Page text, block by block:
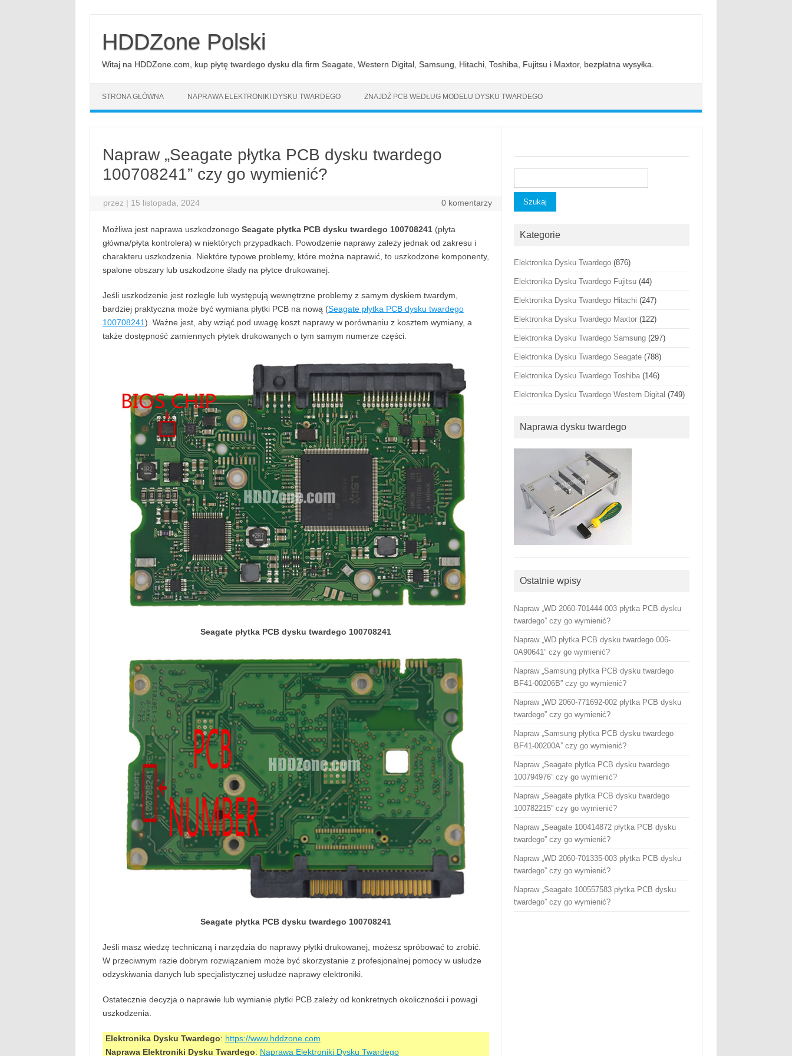
treściHDDZone Polski
Witaj na HDDZone.com, kup płytę twardego dysku dla firm Seagate, Western Digital, Samsung, Hitachi, Toshiba, Fujitsu i Maxtor, bezpłatna wysyłka.
STRONA GŁÓWNA NAPRAWA ELEKTRONIKI DYSKU TWARDEGO ZNAJDŹ PCB WEDŁUG MODELU DYSKU TWARDEGO
Napraw „Seagate płytka PCB dysku twardego
100708241” czy go wymienić?
przez | 15 listopada, 2024 0 komentarzy
Możliwa jest naprawa uszkodzonego Seagate płytka PCB dysku twardego 100708241(płyta
główna/płyta kontrolera) w niektórych przypadkach. Powodzenie naprawy zależy jednak od zakresu i
charakteru uszkodzenia. Niektóre typowe problemy, które można naprawić, to uszkodzone komponenty,
spalone obszary lub uszkodzone ślady na płytce drukowanej.
Jeśli uszkodzenie jest rozległe lub występują wewnętrzne problemy z samym dyskiem twardym,
bardziej praktyczna może być wymiana płytki PCB na nową (Seagate płytka PCB dysku twardego
100708241). Ważne jest, aby wziąć pod uwagę koszt naprawy w porównaniu z kosztem wymiany, a
także dostępność zamiennych płytek drukowanych o tym samym numerze części.
Seagate płytka PCB dysku twardego 100708241
Seagate płytka PCB dysku twardego 100708241
Jeśli masz wiedzę techniczną i narzędzia do naprawy płytki drukowanej, możesz spróbować to zrobić.
W przeciwnym razie dobrym rozwiązaniem może być skorzystanie z profesjonalnej pomocy w usłudze
odzyskiwania danych lub specjalistycznej usłudze naprawy elektroniki.
Ostatecznie decyzja o naprawie lub wymianie płytki PCB zależy od konkretnych okoliczności i powagi
uszkodzenia.
Elektronika Dysku Twardego: https://www.hddzone.com
Naprawa Elektroniki Dysku Twardego: Naprawa Elektroniki Dysku Twardego
Kategorie
Elektronika Dysku Twardego (876)
Elektronika Dysku Twardego Fujitsu (44)
Elektronika Dysku Twardego Hitachi (247)
Elektronika Dysku Twardego Maxtor (122)
Elektronika Dysku Twardego Samsung (297)
Elektronika Dysku Twardego Seagate (788)
Elektronika Dysku Twardego Toshiba (146)
Elektronika Dysku Twardego Western Digital (749)
Naprawa dysku twardego
Ostatnie wpisy
Napraw „WD 2060-701444-003 płytka PCB dysku
twardego” czy go wymienić?
Napraw „WD płytka PCB dysku twardego 006-
0A90641” czy go wymienić?
Napraw „Samsung płytka PCB dysku twardego
BF41-00206B” czy go wymienić?
Napraw „WD 2060-771692-002 płytka PCB dysku
twardego” czy go wymienić?
Napraw „Samsung płytka PCB dysku twardego
BF41-00200A” czy go wymienić?
Napraw „Seagate płytka PCB dysku twardego
100794976” czy go wymienić?
Napraw „Seagate płytka PCB dysku twardego
100782215” czy go wymienić?
Napraw „Seagate 100414872 płytka PCB dysku
twardego” czy go wymienić?
Napraw „WD 2060-701335-003 płytka PCB dysku
twardego” czy go wymienić?
Napraw „Seagate 100557583 płytka PCB dysku
twardego” czy go wymienić?